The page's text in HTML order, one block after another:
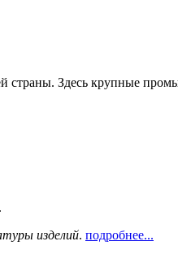
страны. Здесь крупные
.
изделий. подробнее...